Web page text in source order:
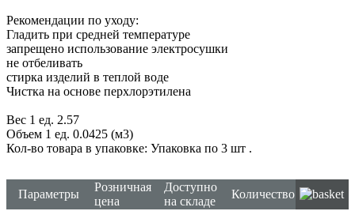
Рекомендации по уходу:
Гладить при средней температуре
запрещено использование электросушки
не отбеливать
стирка изделий в теплой воде
Чистка на основе перхлорэтилена
Вес 1 ед. 2.57
Объем 1 ед. 0.0425 (м3)
Кол-во товара в упаковке: Упаковка по 3 шт .
Параметры
Розничная
цена
Доступно
на складе
Количество